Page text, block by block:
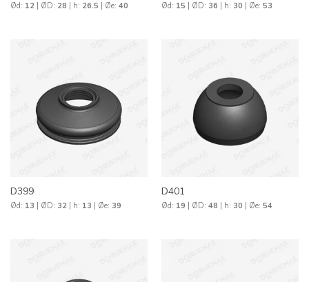
Ød: 12| ØD: 28 | h: 26.5 | Øe: 40 Ød: 15 | ØD: 36 | h: 30 | Øe: 53
D399
Ød: 13 | ØD: 32| h: 13 | Øe: 39
D401
Ød: 19 | ØD: 48 | h: 30 | Øe: 54